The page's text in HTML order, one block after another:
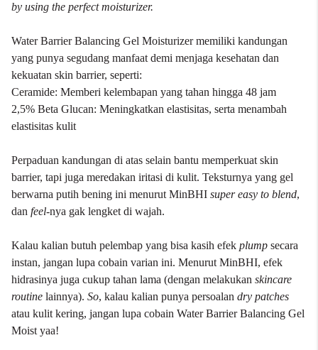
by using the perfect moisturizer.
Water Barrier Balancing Gel Moisturizer memiliki kandungan
yang punya segudang manfaat demi menjaga kesehatan dan
kekuatan skin barrier, seperti:
Ceramide: Memberi kelembapan yang tahan hingga 48 jam
2,5% Beta Glucan: Meningkatkan elastisitas, serta menambah
elastisitas kulit
Perpaduan kandungan di atas selain bantu memperkuat skin
barrier, tapi juga meredakan iritasi di kulit. Teksturnya yang gel
berwarna putih bening ini menurut MinBHI super easy to blend,
dan feel-nya gak lengket di wajah.
Kalau kalian butuh pelembap yang bisa kasih efek plump secara
instan, jangan lupa cobain varian ini. Menurut MinBHI, efek
hidrasinya juga cukup tahan lama (dengan melakukan skincare
routine lainnya). So, kalau kalian punya persoalan dry patches
atau kulit kering, jangan lupa cobain Water Barrier Balancing Gel
Moist yaa!